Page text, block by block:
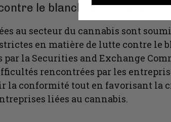
le blanchiment d’argent
au secteur du cannabis sont
en matière de lutte contre le
par la Securities and Exchange
rencontrées par les
la conformité tout en favorisant la
liées au cannabis.